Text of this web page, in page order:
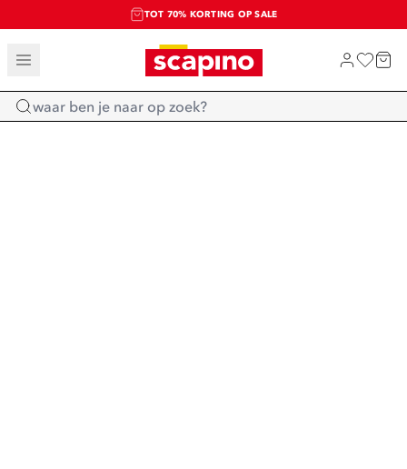
TOT 70% KORTING OP SALE
SALE: LAATSTE KANS!
SHOP NIEUW
Home